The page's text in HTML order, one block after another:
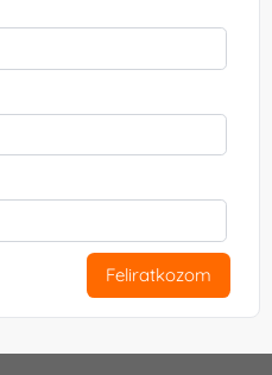
Feliratkozom